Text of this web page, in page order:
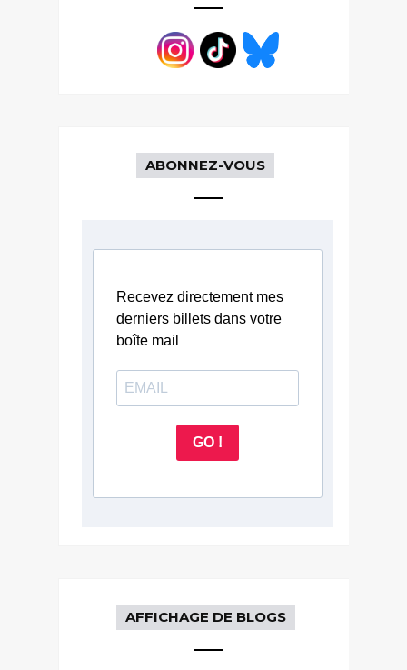
ABONNEZ-VOUS
Recevez directement mes
derniers billets dans votre
boîte mail
GO !
AFFICHAGE DE BLOGS